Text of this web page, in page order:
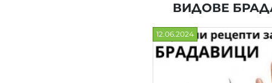
ВИДОВЕ
12.06.2024